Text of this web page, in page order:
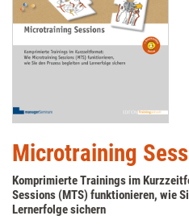
Microtraining
Komprimierte Trainings im
Sessions (MTS) funktionieren, wie
Lernerfolge sichern